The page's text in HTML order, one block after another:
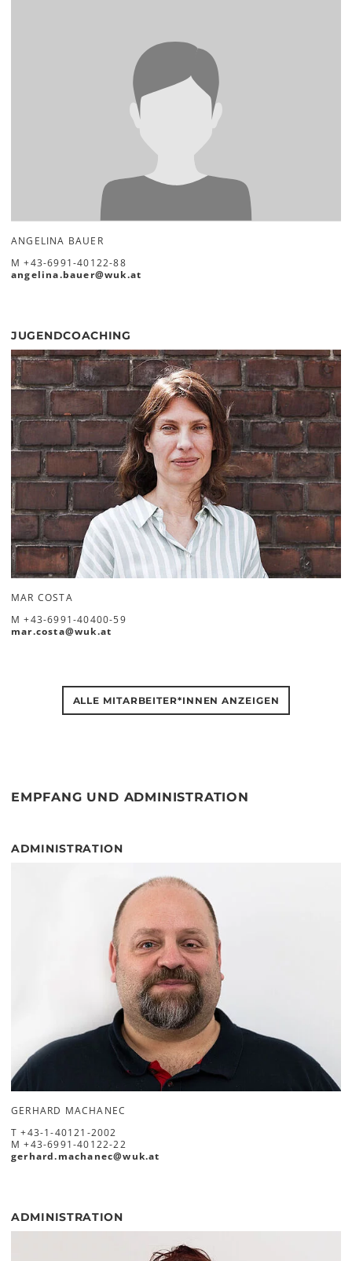
ANGELINA BAUER
M+43-6991-40122-88
angelina.bauer@wuk.at
JUGENDCOACHING
MAR COSTA
M+43-6991-40400-59
mar.costa@wuk.at
ALLE MITARBEITER*INNEN ANZEIGEN
EMPFANG UND ADMINISTRATION
ADMINISTRATION
GERHARD MACHANEC
T+43-1-40121-2002
M+43-6991-40122-22
gerhard.machanec@wuk.at
ADMINISTRATION